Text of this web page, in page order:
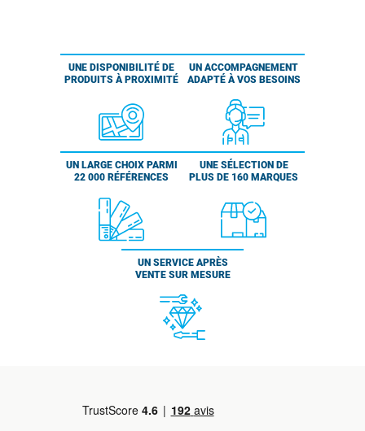
UNE DISPONIBILITÉ DE
PRODUITS À PROXIMITÉ
UN ACCOMPAGNEMENT
ADAPTÉ À VOS BESOINS
UN LARGE CHOIX PARMI
22 000 RÉFÉRENCES
UNE SÉLECTION DE
PLUS DE 160 MARQUES
UN SERVICE APRÈS
VENTE SUR MESURE